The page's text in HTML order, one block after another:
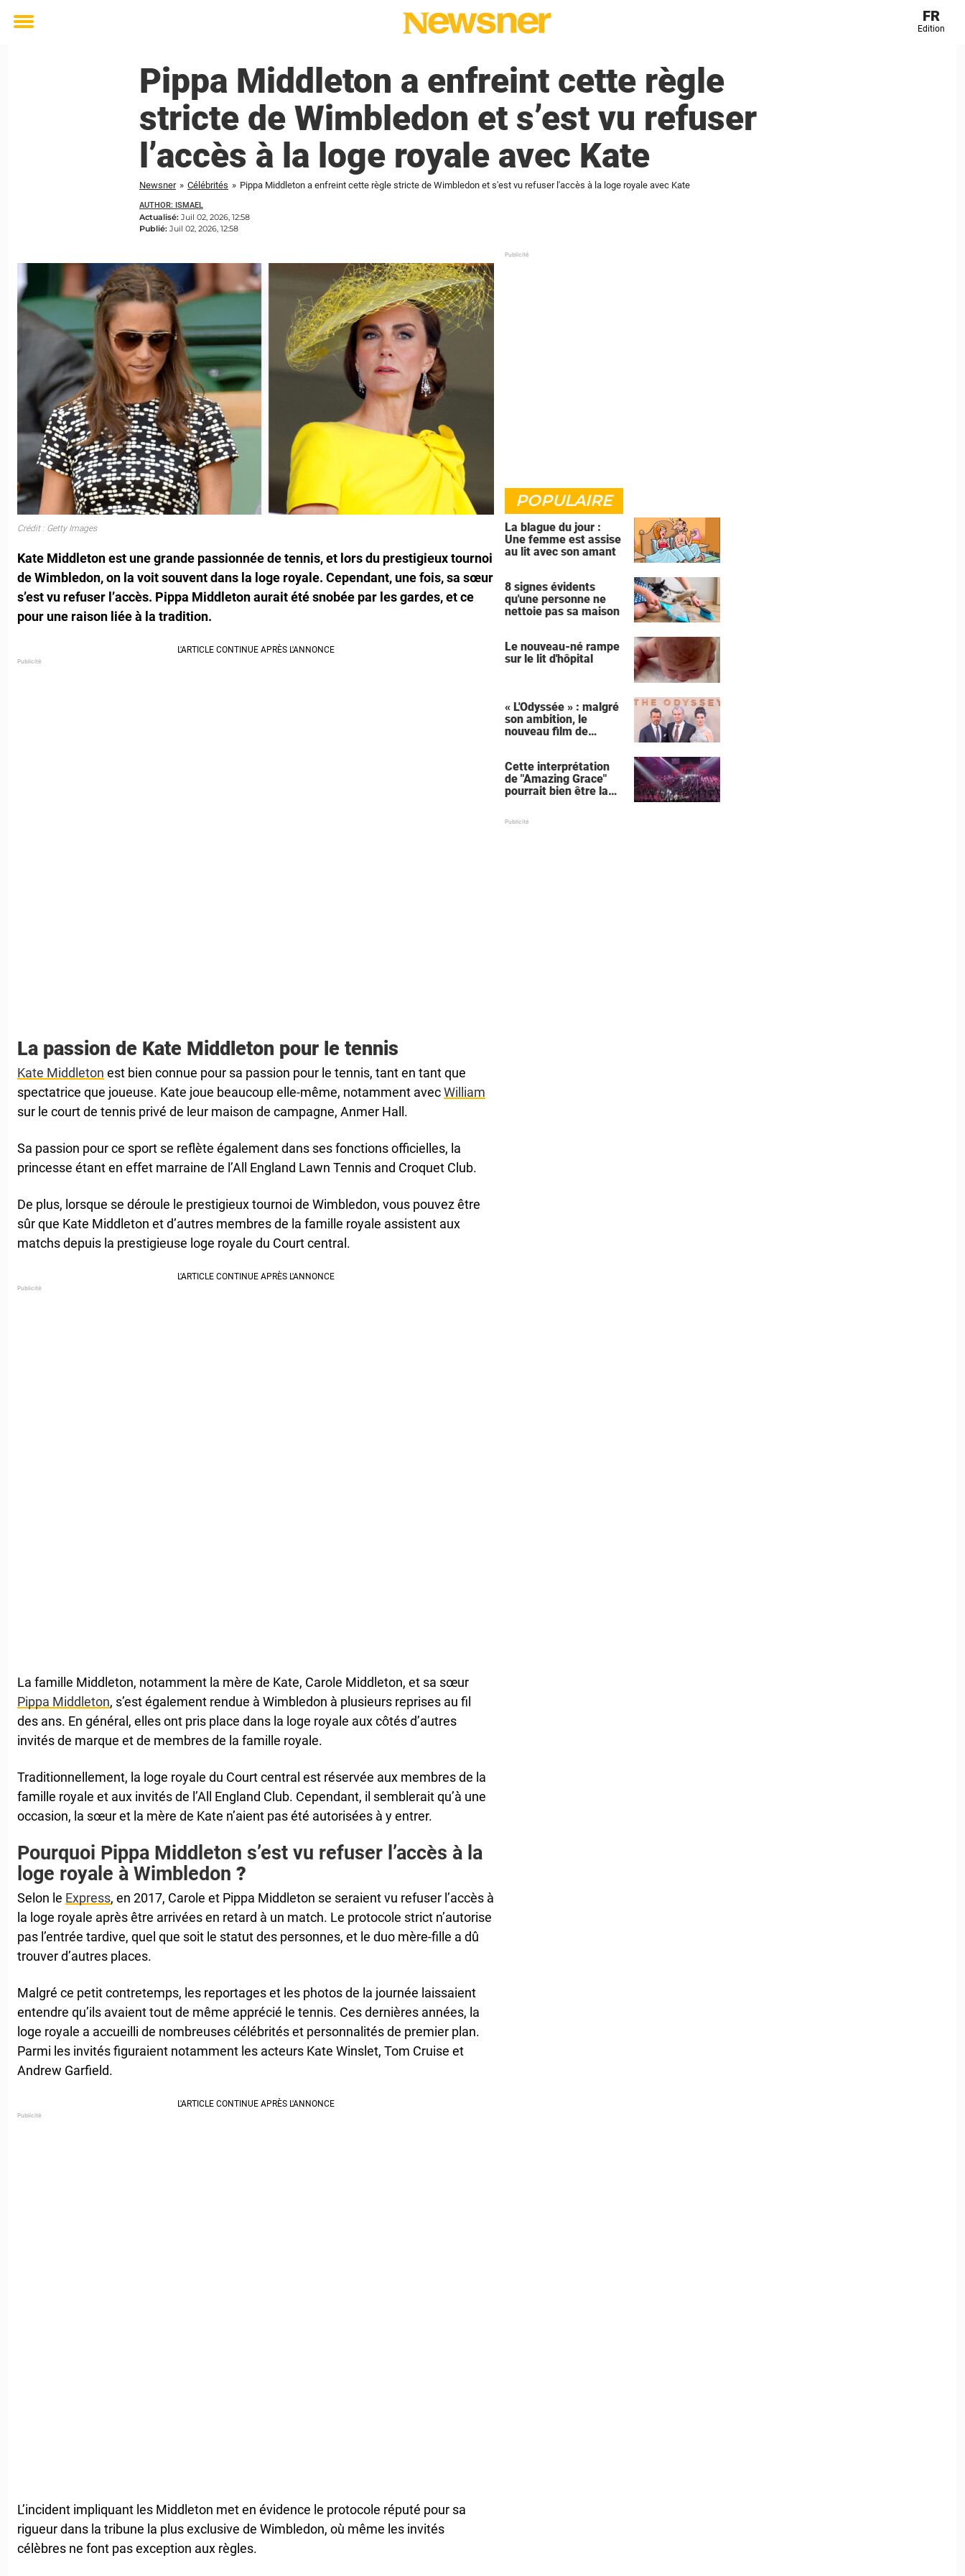
Toggle
FR
Edition
Pippa Middleton a enfreint cette règle
stricte de Wimbledon et s’est vu refuser
l’accès à la loge royale avec Kate
Newsner » Célébrités » Pippa Middleton a enfreint cette règle stricte de Wimbledon et s'est vu refuser l'accès à la loge royale avec Kate
AUTHOR: ISMAEL
Actualisé: Juil 02, 2026, 12:58
Publié: Juil 02, 2026, 12:58
Crédit : Getty Images
Kate Middleton est une grande passionnée de tennis, et lors du prestigieux tournoi
de Wimbledon, on la voit souvent dans la loge royale. Cependant, une fois, sa sœur
s’est vu refuser l’accès. Pippa Middleton aurait été snobée par les gardes, et ce
pour une raison liée à la tradition.
La passion de Kate Middleton pour le tennis
Kate Middleton est bien connue pour sa passion pour le tennis, tant en tant que
spectatrice que joueuse. Kate joue beaucoup elle-même, notamment avecWilliam
sur le court de tennis privé de leur maison de campagne, Anmer Hall.
Sa passion pour ce sport se reflète également dans ses fonctions officielles, la
princesse étant en effet marraine de l’All England Lawn Tennis and Croquet Club.
De plus, lorsque se déroule le prestigieux tournoi de Wimbledon, vous pouvez être
sûr que Kate Middleton et d’autres membres de la famille royale assistent aux
matchs depuis la prestigieuse loge royale du Court central.
La famille Middleton, notamment la mère de Kate, Carole Middleton, et sa sœur
Pippa Middleton, s’est également rendue à Wimbledon à plusieurs reprises au fil
des ans. En général, elles ont pris place dans la loge royale aux côtés d’autres
invités de marque et de membres de la famille royale.
Traditionnellement, la loge royale du Court central est réservée aux membres de la
famille royale et aux invités de l’All England Club. Cependant, il semblerait qu’à une
occasion, la sœur et la mère de Kate n’aient pas été autorisées à y entrer.
Pourquoi Pippa Middleton s’est vu refuser l’accès à la
loge royale à Wimbledon ?
Selon le Express, en 2017, Carole et Pippa Middleton se seraient vu refuser l’accès à
la loge royale après être arrivées en retard à un match. Le protocole strict n’autorise
pas l’entrée tardive, quel que soit le statut des personnes, et le duo mère-fille a dû
trouver d’autres places.
Malgré ce petit contretemps, les reportages et les photos de la journée laissaient
entendre qu’ils avaient tout de même apprécié le tennis. Ces dernières années, la
loge royale a accueilli de nombreuses célébrités et personnalités de premier plan.
Parmi les invités figuraient notamment les acteurs Kate Winslet, Tom Cruise et
Andrew Garfield.
L’incident impliquant les Middleton met en évidence le protocole réputé pour sa
rigueur dans la tribune la plus exclusive de Wimbledon, où même les invités
célèbres ne font pas exception aux règles.
POPULAIRE
La blague du jour :
Une femme est assise
au lit avec son amant
8 signes évidents
qu'une personne ne
nettoie pas sa maison
Le nouveau-né rampe
sur le lit d'hôpital
« L'Odyssée » : malgré
son ambition, le
nouveau film de
récurrente
Cette interprétation
de "Amazing Grace"
pourrait bien être la